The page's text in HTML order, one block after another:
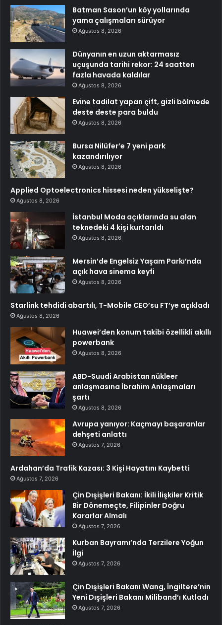
Batman Sason’un köy yollarında
yama çalışmaları sürüyor
Ağustos 8, 2026
Dünyanın en uzun aktarmasız
uçuşunda tarihi rekor: 24 saatten
fazla havada kaldılar
Ağustos 8, 2026
Evine tadilat yapan çift, gizli bölmede
deste deste para buldu
Ağustos 8, 2026
Bursa Nilüfer’e 7 yeni park
kazandırılıyor
Ağustos 8, 2026
Applied Optoelectronics hissesi neden yükselişte?
Ağustos 8, 2026
İstanbul Moda açıklarında su alan
teknedeki 4 kişi kurtarıldı
Ağustos 8, 2026
Mersin’de Engelsiz Yaşam Parkı’nda
açık hava sinema keyfi
Ağustos 8, 2026
Starlink tehdidi abartılı, T-Mobile CEO’su FT’ye açıkladı
Ağustos 8, 2026
Huawei’den konum takibi özellikli akıllı
powerbank
Ağustos 8, 2026
ABD-Suudi Arabistan nükleer
anlaşmasına İbrahim Anlaşmaları
şartı
Ağustos 8, 2026
Avrupa yanıyor: Kaçmayı başaranlar
dehşeti anlattı
Ağustos 7, 2026
Ardahan’da Trafik Kazası: 3 Kişi Hayatını Kaybetti
Ağustos 7, 2026
Çin Dışişleri Bakanı: İkili İlişkiler Kritik
Bir Dönemeçte, Filipinler Doğru
Kararlar Almalı
Ağustos 7, 2026
Kurban Bayramı’nda Terzilere Yoğun
İlgi
Ağustos 7, 2026
Çin Dışişleri Bakanı Wang, İngiltere’nin
Yeni Dışişleri Bakanı Miliband’ı Kutladı
Ağustos 7, 2026